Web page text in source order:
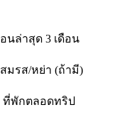
นล่าสุด 3 เดือน
มรส/หย่า (ถ้ามี)
ที่พักตลอดทริป